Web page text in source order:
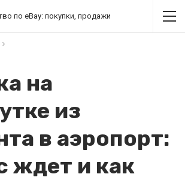
по eBay: покупки, продажи
на
из
в аэропорт:
ждет и как